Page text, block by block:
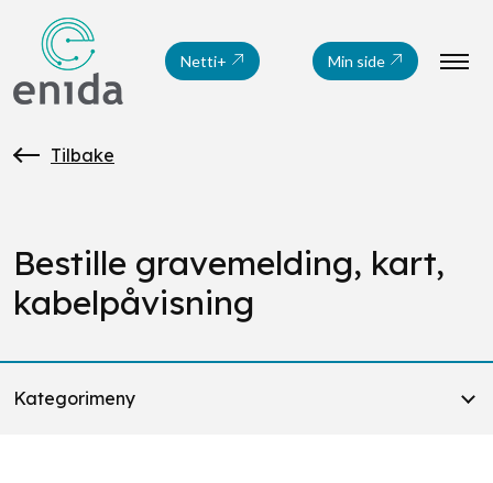
Netti+ Min side
Tilbake
Bestille gravemelding, kart,
kabelpåvisning
Kategorimeny